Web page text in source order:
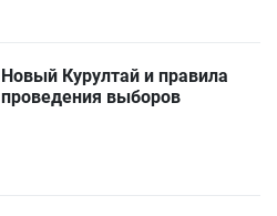
Новый Курултай и правила
проведения выборов